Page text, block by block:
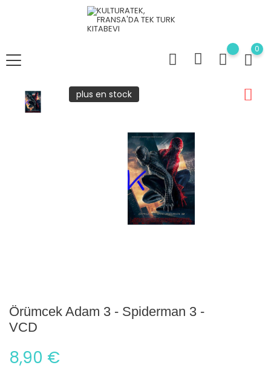
0
plus en stock
Örümcek Adam 3 - Spiderman 3 -
VCD
8,90 €